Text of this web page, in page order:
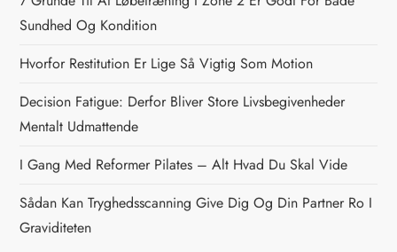
n
a
v
i
g
a
Sundhed Og Kondition
Hvorfor Restitution Er Lige Så Vigtig Som Motion
Decision Fatigue: Derfor Bliver Store Livsbegivenheder
Mentalt Udmattende
I Gang Med Reformer Pilates – Alt Hvad Du Skal Vide
Sådan Kan Tryghedsscanning Give Dig Og Din Partner Ro I
Graviditeten